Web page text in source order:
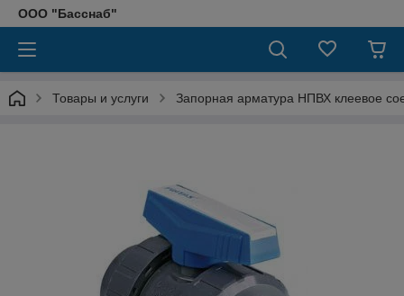
ООО "Басснаб"
Товары и услуги Запорная арматура НПВХ клеевое